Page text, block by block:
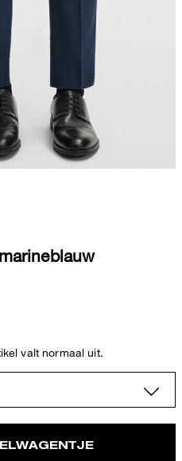
valt normaal uit.